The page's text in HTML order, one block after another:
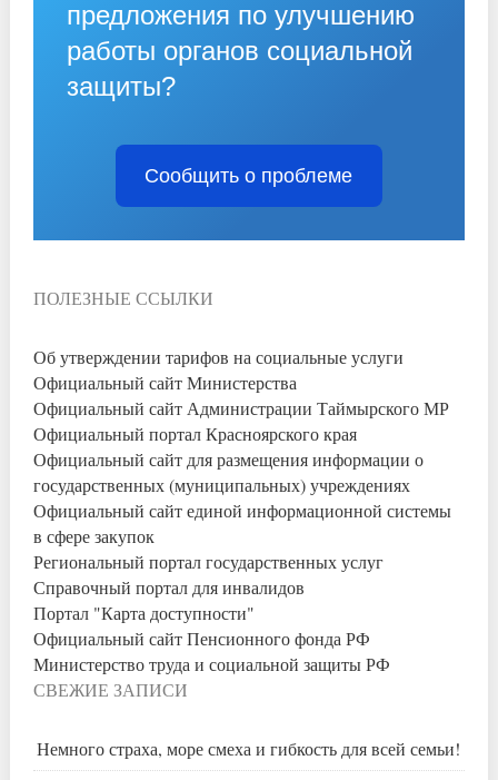
предложения по улучшению
работы органов социальной
защиты?
Сообщить о проблеме
ПОЛЕЗНЫЕ ССЫЛКИ
Об утверждении тарифов на социальные услуги
Официальный сайт Министерства
Официальный сайт Администрации Таймырского МР
Официальный портал Красноярского края
Официальный сайт для размещения информации о
государственных (муниципальных) учреждениях
Официальный сайт единой информационной системы
в сфере закупок
Региональный портал государственных услуг
Справочный портал для инвалидов
Портал "Карта доступности"
Официальный сайт Пенсионного фонда РФ
Министерство труда и социальной защиты РФ
СВЕЖИЕ ЗАПИСИ
Немного страха, море смеха и гибкость для всей семьи!